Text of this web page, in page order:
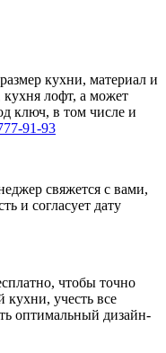
кухни, материал и
лофт, а может
ключ, в том числе и
91-93
свяжется с вами,
и согласует дату
чтобы точно
кухни, учесть все
оптимальный дизайн-